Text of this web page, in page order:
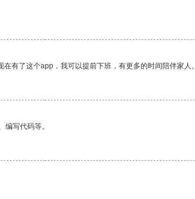
有了这个app，我可以提前下班，有更多的时间陪伴家人。
写代码等。